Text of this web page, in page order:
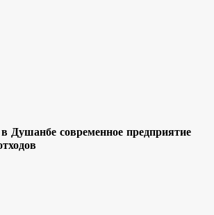
Душанбе современное предприятие